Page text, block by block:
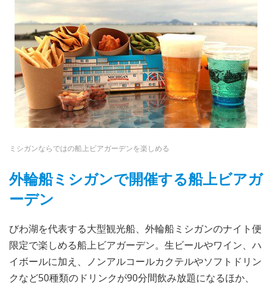
ミシガンならではの船上ビアガーデンを楽しめる
外輪船ミシガンで開催する船上ビアガ
ーデン
びわ湖を代表する大型観光船、外輪船ミシガンのナイト便
限定で楽しめる船上ビアガーデン。生ビールやワイン、ハ
イボールに加え、ノンアルコールカクテルやソフトドリン
クなど50種類のドリンクが90分間飲み放題になるほか、